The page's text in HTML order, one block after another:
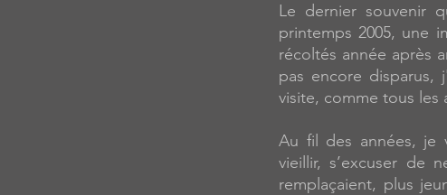
Le dernier souvenir
printemps 2005, une
récoltés année après
pas encore disparus,
visite, comme tous les
Au fil des années, je
vieillir, s’excuser de
remplaçaient, plus